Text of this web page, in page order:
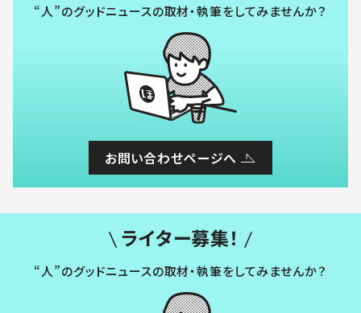
“人”のグッドニュースの取材・執筆をしてみませんか？
お問い合わせページへ
ライター募集！
“人”のグッドニュースの取材・執筆をしてみませんか？